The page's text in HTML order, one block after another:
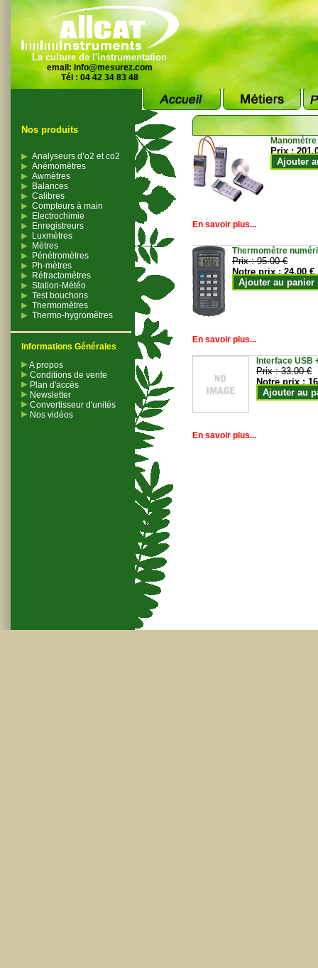
La culture de l'instrumentation
email: info@mesurez.com
Tél : 04 42 34 83 48
Nos produits
Analyseurs d’o2 et co2
Anémomètres
Awmètres
Balances
Calibres
Compteurs à main
Electrochimie
Enregistreurs
Luxmètres
Mètres
Pénétromètres
Ph-mètres
Réfractomètres
Station-Météo
Test bouchons
Thermomètres
Thermo-hygromètres
Informations Générales
A propos
Conditions de vente
Plan d'accès
Newsletter
Convertisseur d'unités
Nos vidéos
Prix :
Ajouter
En savoir plus...
Thermomètre
Prix :95.00 €
Notre prix :24.00 €
Ajouter au panier
En savoir plus...
Interface USB
Prix :33.00 €
Notre prix :
Ajouter au
En savoir plus...